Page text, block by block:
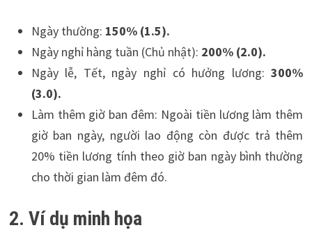
Ngày thường: 150% (1.5).
Ngày nghỉ hàng tuần (Chủ nhật): 200% (2.0).
Ngày lễ, Tết, ngày nghỉ có hưởng lương:300%
(3.0).
Làm thêm giờ ban đêm: Ngoài tiền lương làm thêm
giờ ban ngày, người lao động còn được trả thêm
20% tiền lương tính theo giờ ban ngày bình thường
cho thời gian làm đêm đó.
2. Ví dụ minh họa